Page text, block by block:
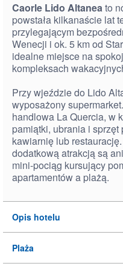
Caorle Lido Altaneato
powstała kilkanaście lat
przylegającym
Wenecji i ok. 5 km od
idealne miejsce na
kompleksach
Przy wjeździe do Lido
wyposażony
handlowa La Quercia, w
pamiątki, ubrania i
kawiarnię lub
dodatkową atrakcją są
mini-pociąg kursujący
apartamentów a plażą.
Opis hotelu
Plaża